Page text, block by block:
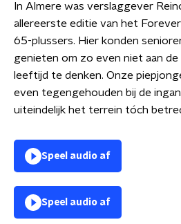
In Almere was verslaggever
allereerste editie van het
65-plussers. Hier konden
genieten om zo even niet aan de
leeftijd te denken. Onze
even tegengehouden bij de
uiteindelijk het terrein tóch
Speel audio af
Speel audio af